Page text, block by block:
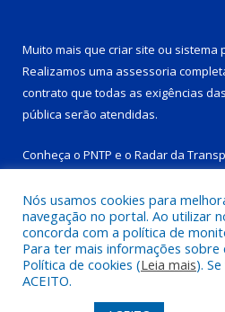
Muito mais que criar site ou sistema
Realizamos uma assessoria
contrato que todas as exigências das
pública serão atendidas.
Conheça o PNTP e o Radar da
Todos os direitos reservados a
PA.
Acessar Área
Nós usamos cookies para
navegação no portal. Ao utilizar
concorda com a política de
Para ter mais informações sobre
Política de cookies (Leia mais).
ACEITO.